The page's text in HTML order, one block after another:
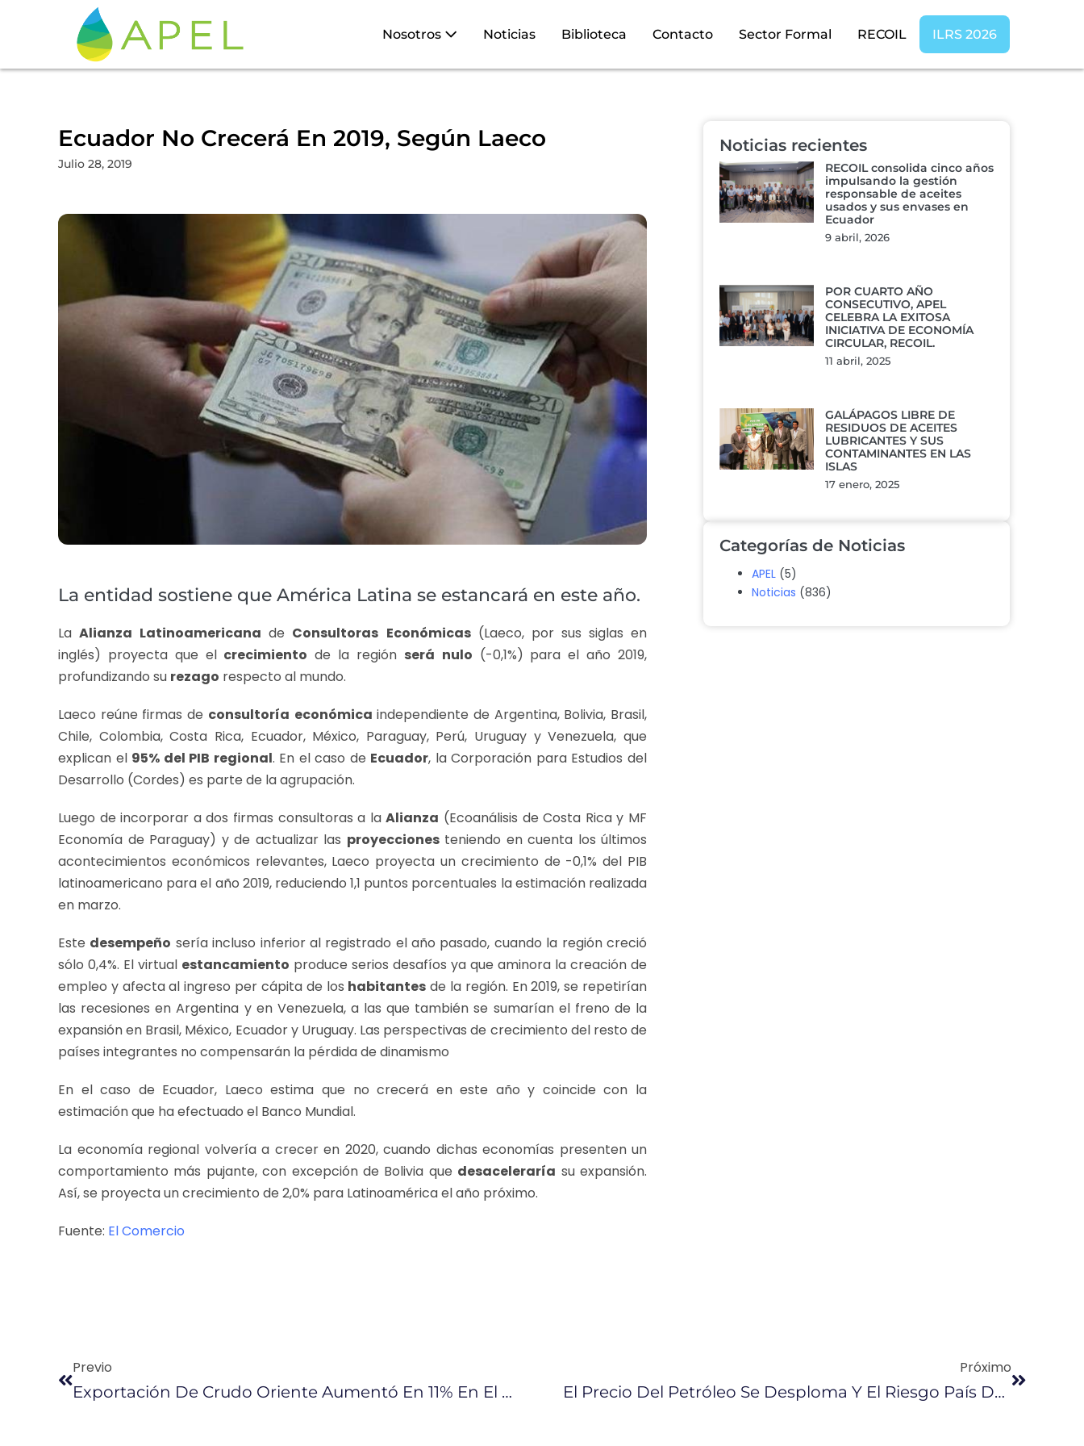
Nosotros Noticias Biblioteca Contacto Sector Formal RECOIL ILRS 2026
Ecuador No Crecerá En 2019, Según Laeco
Julio 28, 2019
La entidad sostiene que América Latina se estancará en este año.
LaAlianza Latinoamericana de Consultoras Económicas(Laeco, por sus siglas en
inglés) proyecta que el crecimiento de la región será nulo (-0,1%) para el año 2019,
profundizando su rezago respecto al mundo.
Laeco reúne firmas de consultoría económica independiente de Argentina, Bolivia, Brasil,
Chile, Colombia, Costa Rica, Ecuador, México, Paraguay, Perú, Uruguay y Venezuela, que
explican el 95% del PIB regional. En el caso de Ecuador, la Corporación para Estudios del
Desarrollo (Cordes) es parte de la agrupación.
Luego de incorporar a dos firmas consultoras a laAlianza (Ecoanálisis de Costa Rica y MF
Economía de Paraguay) y de actualizar las proyeccionesteniendo en cuenta los últimos
acontecimientos económicos relevantes, Laeco proyecta un crecimiento de -0,1% del PIB
latinoamericano para el año 2019, reduciendo 1,1 puntos porcentuales la estimación realizada
en marzo.
Este desempeño sería incluso inferior al registrado el año pasado, cuando la región creció
sólo 0,4%. El virtual estancamiento produce serios desafíos ya que aminora la creación de
empleo y afecta al ingreso per cápita de los habitantes de la región. En 2019, se repetirían
las recesiones en Argentina y en Venezuela, a las que también se sumarían el freno de la
expansión en Brasil, México, Ecuador y Uruguay. Las perspectivas de crecimiento del resto de
países integrantes no compensarán la pérdida de dinamismo
En el caso de Ecuador, Laeco estima que no crecerá en este año y coincide con la
estimación que ha efectuado el Banco Mundial.
La economía regional volvería a crecer en 2020, cuando dichas economías presenten un
comportamiento más pujante, con excepción de Bolivia que desaceleraría su expansión.
Así, se proyecta un crecimiento de 2,0% para Latinoamérica el año próximo.
Fuente: El Comercio
Noticias recientes
RECOIL consolida cinco años
impulsando la gestión
responsable de aceites
usados y sus envases en
Ecuador
9 abril, 2026
POR CUARTO AÑO
CONSECUTIVO, APEL
CELEBRA LA EXITOSA
INICIATIVA DE ECONOMÍA
CIRCULAR, RECOIL.
11 abril, 2025
GALÁPAGOS LIBRE DE
RESIDUOS DE ACEITES
LUBRICANTES Y SUS
CONTAMINANTES EN LAS
ISLAS
17 enero, 2025
Categorías de Noticias
APEL (5)
Noticias (836)
Previo
Exportación De Crudo Oriente Aumentó En 11% En El Primer Semestre De 2019
Próximo
El Precio Del Petróleo Se Desploma Y El Riesgo País De Ecuador Sube